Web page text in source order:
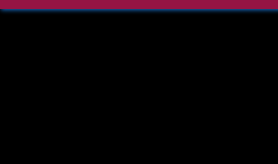
Skip